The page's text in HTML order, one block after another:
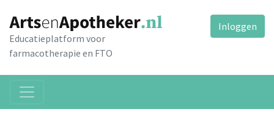
Educatieplatform voor
farmacotherapie en FTO
Inloggen